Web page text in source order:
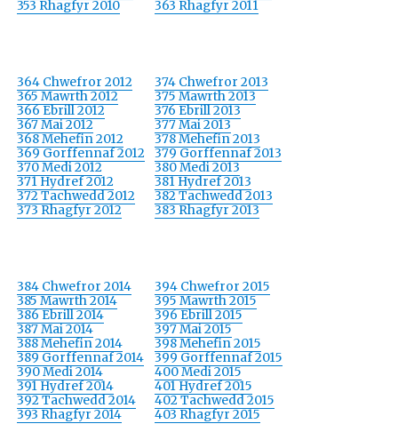
353 Rhagfyr 2010
363 Rhagfyr 2011
364 Chwefror 2012
365 Mawrth 2012
366 Ebrill 2012
367 Mai 2012
368 Mehefin 2012
369 Gorffennaf 2012
370 Medi 2012
371 Hydref 2012
372 Tachwedd 2012
373 Rhagfyr 2012
374 Chwefror 2013
375 Mawrth 2013
376 Ebrill 2013
377 Mai 2013
378 Mehefin 2013
379 Gorffennaf 2013
380 Medi 2013
381 Hydref 2013
382 Tachwedd 2013
383 Rhagfyr 2013
384 Chwefror 2014
385 Mawrth 2014
386 Ebrill 2014
387 Mai 2014
388 Mehefin 2014
389 Gorffennaf 2014
390 Medi 2014
391 Hydref 2014
392 Tachwedd 2014
393 Rhagfyr 2014
394 Chwefror 2015
395 Mawrth 2015
396 Ebrill 2015
397 Mai 2015
398 Mehefin 2015
399 Gorffennaf 2015
400 Medi 2015
401 Hydref 2015
402 Tachwedd 2015
403 Rhagfyr 2015